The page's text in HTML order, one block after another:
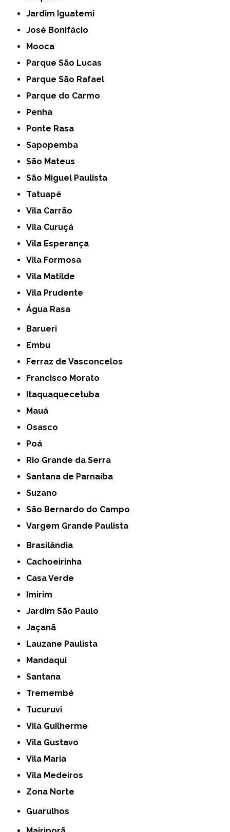
Jardim Iguatemi
José Bonifácio
Mooca
Parque São Lucas
Parque São Rafael
Parque do Carmo
Penha
Ponte Rasa
Sapopemba
São Mateus
São Miguel Paulista
Tatuapé
Vila Carrão
Vila Curuçá
Vila Esperança
Vila Formosa
Vila Matilde
Vila Prudente
Água Rasa
Barueri
Embu
Ferraz de Vasconcelos
Francisco Morato
Itaquaquecetuba
Mauá
Osasco
Poá
Rio Grande da Serra
Santana de Parnaíba
Suzano
São Bernardo do Campo
Vargem Grande Paulista
Brasilândia
Cachoeirinha
Casa Verde
Imirim
Jardim São Paulo
Jaçanã
Lauzane Paulista
Mandaqui
Santana
Tremembé
Tucuruvi
Vila Guilherme
Vila Gustavo
Vila Maria
Vila Medeiros
Zona Norte
Guarulhos